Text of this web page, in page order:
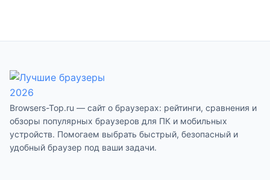
Browsers-Top.ru — сайт о браузерах: рейтинги, сравнения и
обзоры популярных браузеров для ПК и мобильных
устройств. Помогаем выбрать быстрый, безопасный и
удобный браузер под ваши задачи.